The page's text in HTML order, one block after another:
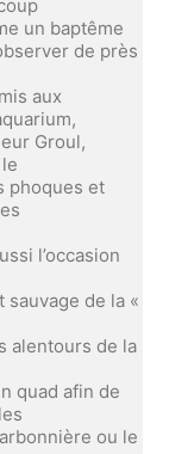
un baptême
de près
aux
Groul,
phoques et
l’occasion
sauvage de la «
alentours de la
quad afin de
ou le